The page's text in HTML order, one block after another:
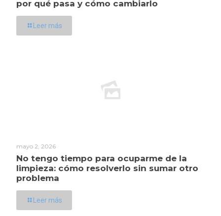
por qué pasa y cómo cambiarlo
Leer más
mayo 2, 2026
No tengo tiempo para ocuparme de la
limpieza: cómo resolverlo sin sumar otro
problema
Leer más